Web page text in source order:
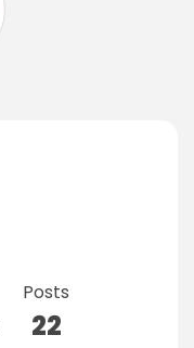
Posts
22